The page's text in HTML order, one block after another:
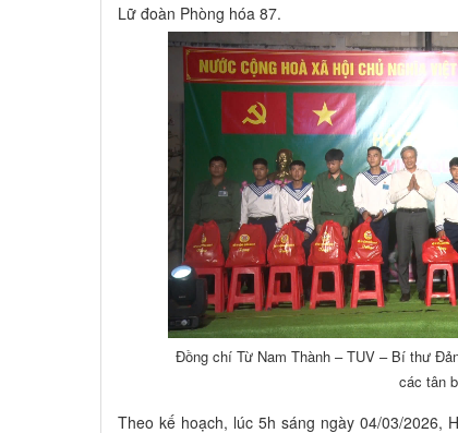
Lữ đoàn Phòng hóa 87.
Đồng chí Từ Nam Thành – TUV – Bí thư
các tân
Theo kế hoạch, lúc 5h sáng ngày 04/03/2026,